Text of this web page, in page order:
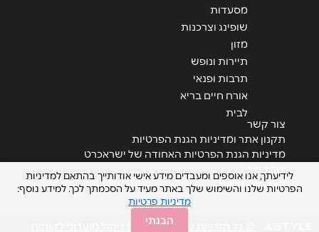
מסעדות
שופינג וצרכנות
מזון
תיירות ונופש
תרבות ופנאי
אורח חיים בריא
לבית
צור קשר
תקנון אתר ומדיניות הגנת הפרטיות
מדיניות הגנת הפרטיות האחודה של ישראכרט
הצהרת נגישות
© כל הזכויות שמורות STYLE ניהול מועדוני לקוחות
לידיעתך, אנו אוספים ומעבדים מידע אישי אודותייך בהתאם למדיניות
הפרטיות שלנו והשימוש שלך באתר מעיד על הסכמתך לכך. למידע נוסף:
מדיניות פרטיות
הבנתי